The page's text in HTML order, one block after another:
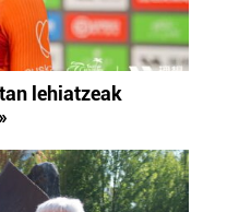
lehiatzeak